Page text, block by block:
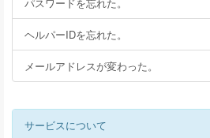
ヘルパーIDを忘れた。
メールアドレスが変わった。
サービスについて